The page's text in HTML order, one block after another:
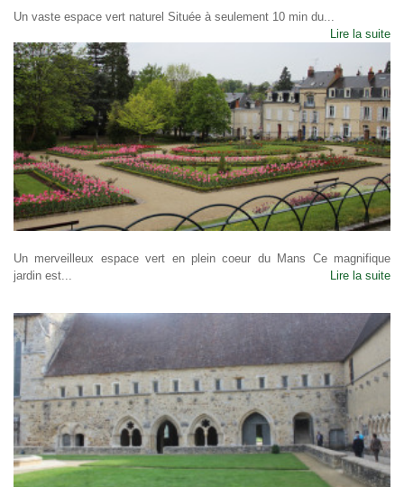
Un vaste espace vert naturel Située à seulement 10 min du...
Lire la suite
Un merveilleux espace vert en plein coeur du Mans Ce magnifique
jardin est...
Lire la suite